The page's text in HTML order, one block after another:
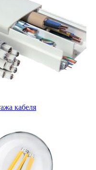
кабеля